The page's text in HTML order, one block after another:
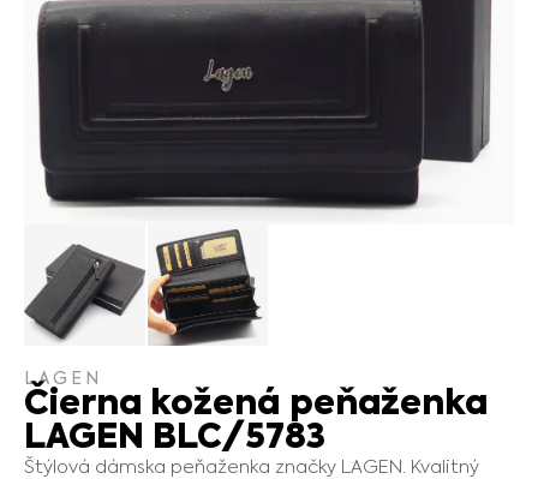
LAGEN
Čierna kožená peňaženka
LAGEN BLC/5783
Štýlová dámska peňaženka značky LAGEN. Kvalitný